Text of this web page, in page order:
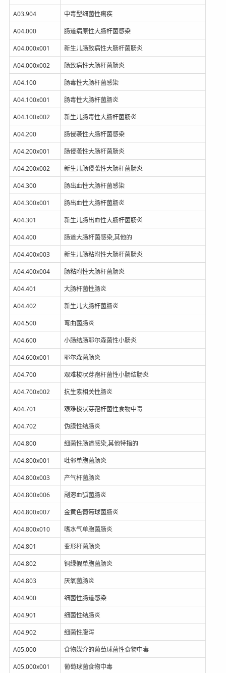
A03.904
中毒型细菌性痢疾
A04.000
肠道病原性大肠杆菌感染
A04.000x001
新生儿肠致病性大肠杆菌肠炎
A04.000x002
肠致病性大肠杆菌肠炎
A04.100
肠毒性大肠杆菌感染
A04.100x001
肠毒性大肠杆菌肠炎
A04.100x002
新生儿肠毒性大肠杆菌肠炎
A04.200
肠侵袭性大肠杆菌感染
A04.200x001
肠侵袭性大肠杆菌肠炎
A04.200x002
新生儿肠侵袭性大肠杆菌肠炎
A04.300
肠出血性大肠杆菌感染
A04.300x001
肠出血性大肠杆菌肠炎
A04.301
新生儿肠出血性大肠杆菌肠炎
A04.400
肠道大肠杆菌感染,其他的
A04.400x003
新生儿肠粘附性大肠杆菌肠炎
A04.400x004
肠粘附性大肠杆菌肠炎
A04.401
大肠杆菌性肠炎
A04.402
新生儿大肠杆菌肠炎
A04.500
弯曲菌肠炎
A04.600
小肠结肠耶尔森菌性小肠炎
A04.600x001
耶尔森菌肠炎
A04.700
艰难梭状芽孢杆菌性小肠结肠炎
A04.700x002
抗生素相关性肠炎
A04.701
艰难梭状芽孢杆菌性食物中毒
A04.702
伪膜性结肠炎
A04.800
细菌性肠道感染,其他特指的
A04.800x001
吡邻单胞菌肠炎
A04.800x003
产气杆菌肠炎
A04.800x006
副溶血弧菌肠炎
A04.800x007
金黄色葡萄球菌肠炎
A04.800x010
嗜水气单胞菌肠炎
A04.801
变形杆菌肠炎
A04.802
铜绿假单胞菌肠炎
A04.803
厌氧菌肠炎
A04.900
细菌性肠道感染
A04.901
细菌性结肠炎
A04.902
细菌性腹泻
A05.000
食物媒介的葡萄球菌性食物中毒
A05.000x001
葡萄球菌食物中毒